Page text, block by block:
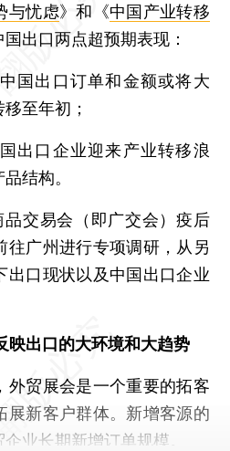
与忧虑》和《中国产业转移
出口两点超预期表现：
出口订单和金额或将大
至年初；
口企业迎来产业转移浪
结构。
交易会（即广交会）疫后
往广州进行专项调研，从另
出口现状以及中国出口企业
映出口的大环境和大趋势
贸展会是一个重要的拓客
展新客户群体。新增客源的
业长期新增订单规模。